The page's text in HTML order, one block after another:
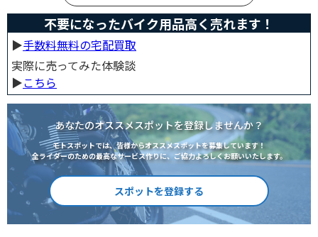
不要になったバイク用品高く売れます！
▶︎手数料無料の宅配買取
実際に売ってみた体験談
▶︎こちら
あなたのオススメスポットを登録しませんか？
モトスポットでは、皆様からオススメスポットを募集しています！
全ライダーのための最高なサービス作りに、ご協力よろしくお願いいたします。
スポットを登録する